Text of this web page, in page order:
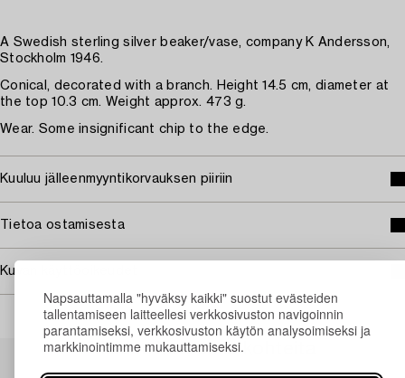
Napsauttamalla "hyväksy kaikki" suostut evästeiden
tallentamiseen laitteellesi verkkosivuston navigoinnin
parantamiseksi, verkkosivuston käytön analysoimiseksi ja
markkinointimme mukauttamiseksi.
A Swedish sterling silver beaker/vase, company K Andersson,
Stockholm 1946.
Conical, decorated with a branch. Height 14.5 cm, diameter at
the top 10.3 cm. Weight approx. 473 g.
Wear. Some insignificant chip to the edge.
Kuuluu jälleenmyyntikorvauksen piiriin
Tietoa ostamisesta
Kuvan käyttöoikeudet
Muiden katsomia kohteita